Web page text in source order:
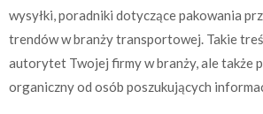
wysyłki, poradniki dotyczące pakowania
trendów w branży transportowej. Takie
autorytet Twojej firmy w branży, ale także
organiczny od osób poszukujących